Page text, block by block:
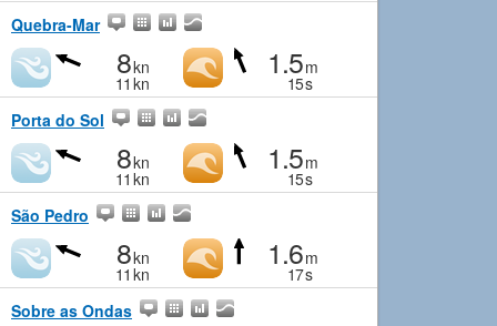
Quebra-Mar
8kn
11 kn
1.5m
15s
Porta do Sol
8kn
11 kn
1.5m
15s
São Pedro
8kn
11 kn
1.6m
17s
Sobre as Ondas